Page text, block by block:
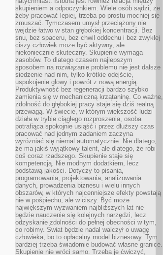
skupieniem a odpoczynkiem. Wiele osób sądzi, że
żeby pracować lepiej, trzeba po prostu mocniej się
zmuszać. Tymczasem umysł przeciążony nie
wejdzie łatwo w stan głębokiej koncentracji. Bez
snu, bez spaceru, bez chwil oddechu i bez zwykłej
ciszy człowiek może być aktywny, ale
niekoniecznie skuteczny. Skupienie wymaga
zasobów. To dlatego czasem najlepszym
sposobem na rozwiązanie problemu nie jest dalsze
siedzenie nad nim, tylko krótkie odejście,
uspokojenie głowy i powrót z nową energią.
Produktywność bez regeneracji bardzo szybko
zamienia się w mechaniczną krzątaninę. Co ważne,
zdolność do głębokiej pracy staje się dziś realną
przewagą. W świecie, w którym większość ludzi
działa w trybie ciągłego rozproszenia, osoba
potrafiąca spokojnie usiąść i przez dłuższy czas
pracować nad jednym zadaniem zaczyna
wyróżniać się niemal automatycznie. Nie dlatego,
że ma jakiś wyjątkowy talent, ale dlatego, że robi
coś coraz rzadszego. Skupienie staje się
kompetencją. Nie modnym dodatkiem, lecz
podstawą jakości. Dotyczy to pisania,
programowania, projektowania, analizowania
danych, prowadzenia biznesu i wielu innych
obszarów, w których najcenniejsze efekty powstają
nie w pośpiechu, ale w ciszy. Być może
największym wyzwaniem najbliższych lat nie
będzie nauczenie się kolejnych narzędzi, lecz
odzyskanie zdolności do pełnej obecności w tym,
co robimy. Świat będzie nadal walczył o uwagę
człowieka, bo to opłacalny model biznesowy. Tym
bardziej trzeba świadomie budować własne granice.
Skupienie nie wróci samo. Trzeba je ćwiczyć,